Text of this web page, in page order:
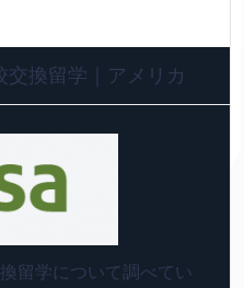
交換留学｜アメリカ
留学について調べてい